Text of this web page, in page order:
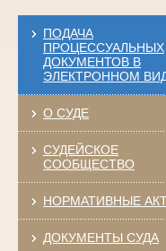
ПОДАЧА
ПРОЦЕССУАЛЬНЫХ
ДОКУМЕНТОВ В
ЭЛЕКТРОННОМ
О СУДЕ
СУДЕЙСКОЕ
СООБЩЕСТВО
НОРМАТИВНЫЕ
ДОКУМЕНТЫ СУДА